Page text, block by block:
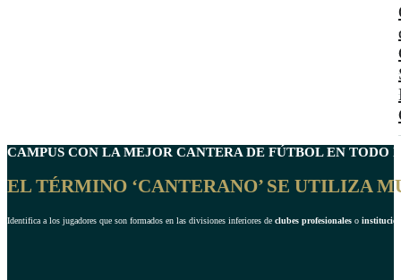
CAMPUS CON LA MEJOR CANTERA DE FÚTBOLEN TODO
EL TÉRMINO ‘CANTERANO’ SE UTILIZA
Identifica a los jugadores que son formados en las divisiones inferiores de clubes profesionales o